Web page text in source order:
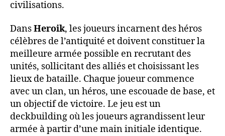
civilisations.
DansHeroik, les joueurs incarnent des héros
célèbres de l’antiquité et doivent constituer la
meilleure armée possible en recrutant des
unités, sollicitant des alliés et choisissant les
lieux de bataille. Chaque joueur commence
avec un clan, un héros, une escouade de base, et
un objectif de victoire. Le jeu est un
deckbuilding où les joueurs agrandissent leur
armée à partir d’une main initiale identique.